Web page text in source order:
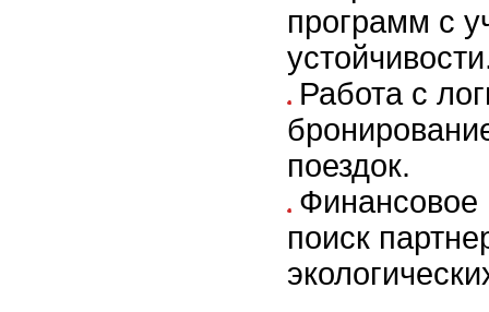
программ с
Работа с
поездок.
Финансовое
поиск